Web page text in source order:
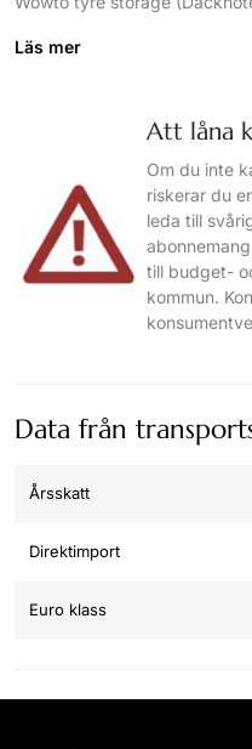
Läs mer
Att låna
Om du inte
riskerar du
leda till
till budget-
kommun.
Data från
Årsskatt
Direktimport
Euro klass